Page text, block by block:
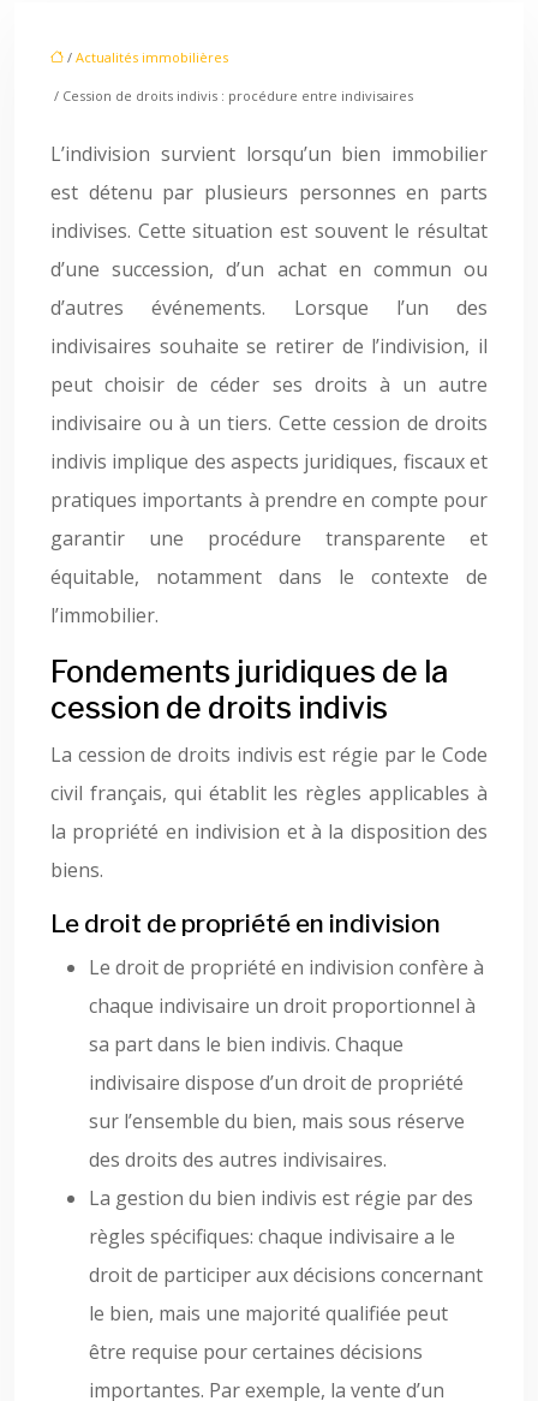
/ Actualités immobilières
/ Cession de droits indivis : procédure entre indivisaires
L’indivision survient lorsqu’un bien immobilier
est détenu par plusieurs personnes en parts
indivises. Cette situation est souvent le résultat
d’une succession, d’un achat en commun ou
d’autres événements. Lorsque l’un des
indivisaires souhaite se retirer de l’indivision, il
peut choisir de céder ses droits à un autre
indivisaire ou à un tiers. Cette cession de droits
indivis implique des aspects juridiques, fiscaux et
pratiques importants à prendre en compte pour
garantir une procédure transparente et
équitable, notamment dans le contexte de
l’immobilier.
Fondements juridiques de la
cession de droits indivis
La cession de droits indivis est régie par le Code
civil français, qui établit les règles applicables à
la propriété en indivision et à la disposition des
biens.
Le droit de propriété en indivision
Le droit de propriété en indivision confère à
chaque indivisaire un droit proportionnel à
sa part dans le bien indivis. Chaque
indivisaire dispose d’un droit de propriété
sur l’ensemble du bien, mais sous réserve
des droits des autres indivisaires.
La gestion du bien indivis est régie par des
règles spécifiques: chaque indivisaire a le
droit de participer aux décisions concernant
le bien, mais une majorité qualifiée peut
être requise pour certaines décisions
importantes. Par exemple, la vente d’un